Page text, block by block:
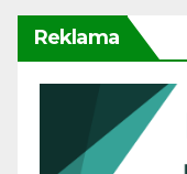
Reklama